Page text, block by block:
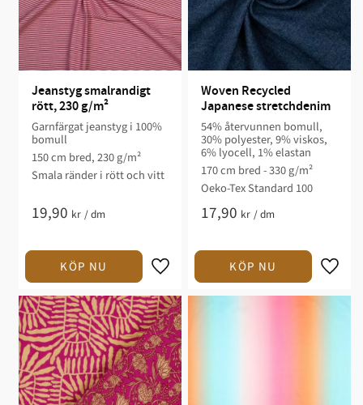
Jeanstyg smalrandigt
rött, 230 g/m²
Garnfärgat jeanstyg i 100%
bomull
150 cm bred, 230 g/m²
Smala ränder i rött och vitt
19,90 kr /dm
Woven Recycled
Japanese stretchdenim
54% återvunnen bomull,
30% polyester, 9% viskos,
6% lyocell, 1% elastan
170 cm bred - 330 g/m²
Oeko-Tex Standard 100
17,90 kr /dm